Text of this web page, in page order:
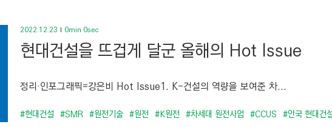
2022.12.23 0min 0sec
현대건설을 뜨겁게 달군 올해의 Hot Issue
정리·인포그래픽=강은비 Hot Issue1. K-건설의 역량을 보여준 차...
#현대건설 #SMR #원전기술 #원전 #K원전 #차세대 원전사업 #CCUS #안국 현대건